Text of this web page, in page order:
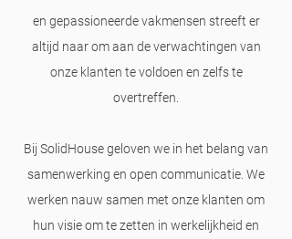
en gepassioneerde vakmensen streeft er
altijd naar om aan de verwachtingen van
onze klanten te voldoen en zelfs te
overtreffen.
Bij SolidHousegeloven we in het belang van
samenwerking en open communicatie. We
werken nauw samen met onze klanten om
hun visie om te zetten in werkelijkheid en